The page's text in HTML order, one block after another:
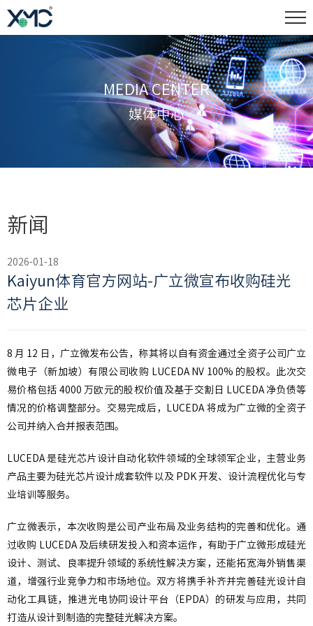
MEDIA CENTER
媒体中心
新闻
2026-01-18
Kaiyun体育官方网站-广立微宣布收购硅光
芯片企业
8 月 12 日，广立微发布公告，称其将以自有资金通过全资子公司广立
微电子（新加坡）有限公司收购 LUCEDA NV 100% 的股权。此次交
易价格包括 4000 万欧元的股权价值及基于交割日 LUCEDA 净负债等
情况的价格调整部分。交易完成后，LUCEDA 将成为广立微的全资子
公司并纳入合并报表范围。
LUCEDA 是硅光芯片设计自动化软件领域的全球领军企业，主营业务
产品主要为硅光芯片设计成套软件以及 PDK 开发、设计流程优化与专
业培训等服务。
广立微表示，本次收购是公司产业布局及业务结构的完善和优化。通
过收购 LUCEDA 及后续研发投入和资本运作，有助于广立微形成硅光
设计、测试、良率提升领域的系统性解决方案，还能拓宽海外销售渠
道，增强行业竞争力和市场地位。双方将携手补齐并完善硅光设计自
动化工具链，推进光电协同设计平台（EPDA）的研发与应用，共同
打造从设计到制造的完整硅光解决方案。